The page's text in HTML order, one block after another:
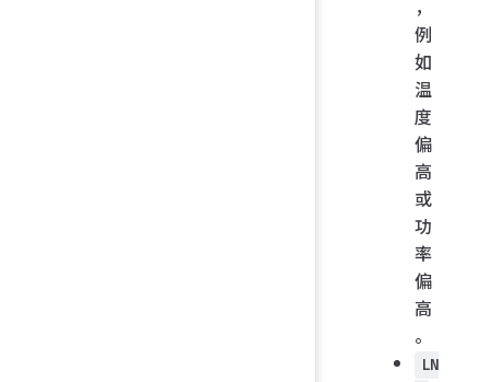
，
例
如
温
度
偏
高
或
功
率
偏
高
。
LN